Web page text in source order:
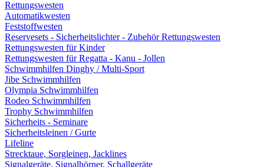
Rettungswesten
Automatikwesten
Feststoffwesten
Reservesets - Sicherheitslichter - Zubehör Rettungswesten
Rettungswesten für Kinder
Rettungswesten für Regatta - Kanu - Jollen
Schwimmhilfen Dinghy / Multi-Sport
Jibe Schwimmhilfen
Olympia Schwimmhilfen
Rodeo Schwimmhilfen
Trophy Schwimmhilfen
Sicherheits - Seminare
Sicherheitsleinen / Gurte
Lifeline
Strecktaue, Sorgleinen, Jacklines
Signalgeräte, Signalhörner, Schallgeräte